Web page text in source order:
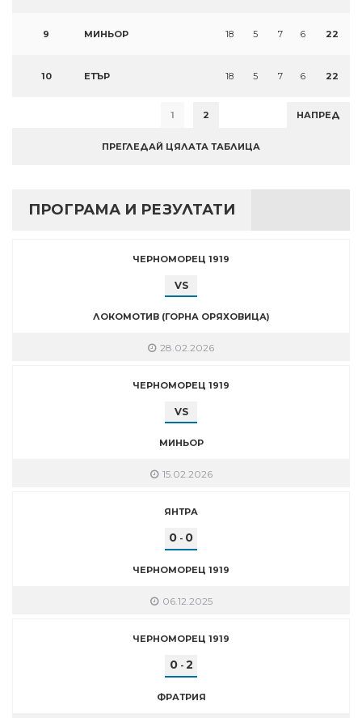
9 МИНЬОР 18 5 7 6 22
10 ЕТЪР 18 5 7 6 22
1 2 НАПРЕД
ПРЕГЛЕДАЙ ЦЯЛАТА ТАБЛИЦА
ПРОГРАМА И РЕЗУЛТАТИ
ЧЕРНОМОРЕЦ 1919
VS
ЛОКОМОТИВ (ГОРНА ОРЯХОВИЦА)
28.02.2026
ЧЕРНОМОРЕЦ 1919
VS
МИНЬОР
15.02.2026
ЯНТРА
0 - 0
ЧЕРНОМОРЕЦ 1919
06.12.2025
ЧЕРНОМОРЕЦ 1919
0- 2
ФРАТРИЯ